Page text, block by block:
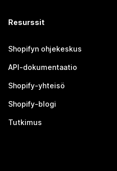
Resurssit
Shopifyn ohjekeskus
API-dokumentaatio
Shopify-yhteisö
Shopify-blogi
Tutkimus